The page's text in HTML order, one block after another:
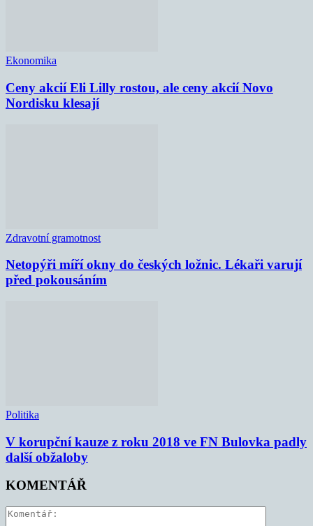
Ekonomika
Ceny akcií Eli Lilly rostou, ale ceny akcií Novo
Nordisku klesají
Zdravotní gramotnost
Netopýři míří okny do českých ložnic. Lékaři varují
před pokousáním
Politika
V korupční kauze z roku 2018 ve FN Bulovka padly
další obžaloby
KOMENTÁŘ